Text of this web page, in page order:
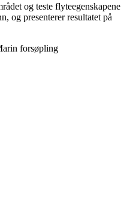
og teste flyteegenskapene
og presenterer resultatet på
forsøpling